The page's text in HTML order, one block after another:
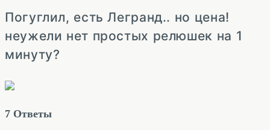
Погуглил, есть Легранд.. но цена!
неужели нет простых релюшек на 1
минуту?
7 Ответы